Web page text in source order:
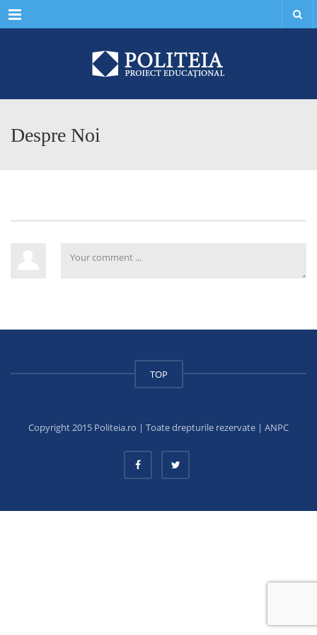
Menu
Despre Noi
TOP
Copyright 2015 Politeia.ro | Toate drepturile rezervate | ANPC